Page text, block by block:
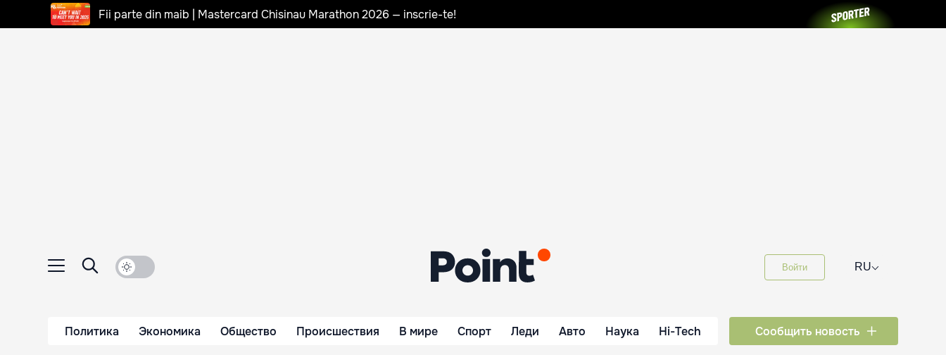
Fii parte din maib | Mastercard Chisinau Marathon 2026 — inscrie-te!
Войти RU⌵
Политика Экономика Общество Происшествия В мире Спорт Леди Авто Наука Hi-Tech Сообщить новость